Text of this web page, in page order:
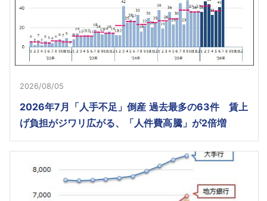
2026/08/05
2026年7月「人手不足」倒産 過去最多の63件 賃上
げ負担がジワリ広がる、「人件費高騰」が2倍増